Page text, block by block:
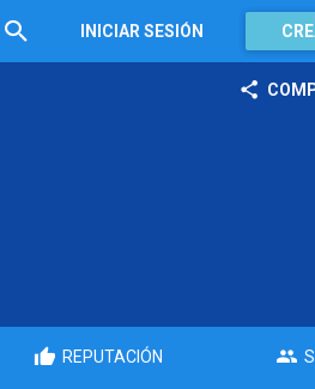
INICIAR SESIÓN
REPUTACIÓN